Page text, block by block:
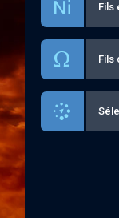
Fils
Fils